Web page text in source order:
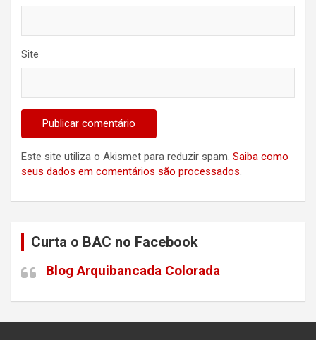
Site
Este site utiliza o Akismet para reduzir spam. Saiba como
seus dados em comentários são processados.
Curta o BAC no Facebook
Blog Arquibancada Colorada